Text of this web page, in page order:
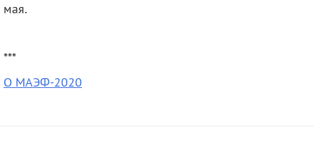
мая.
***
О МАЭФ-2020